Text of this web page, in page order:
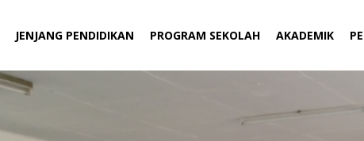
JENJANG PENDIDIKAN PROGRAM SEKOLAH AKADEMIK